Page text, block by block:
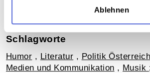
Ablehnen
Verortung in der digitalen
Schlagworte
Humor , Literatur , Politik Österreich
Medien und Kommunikation , Musik